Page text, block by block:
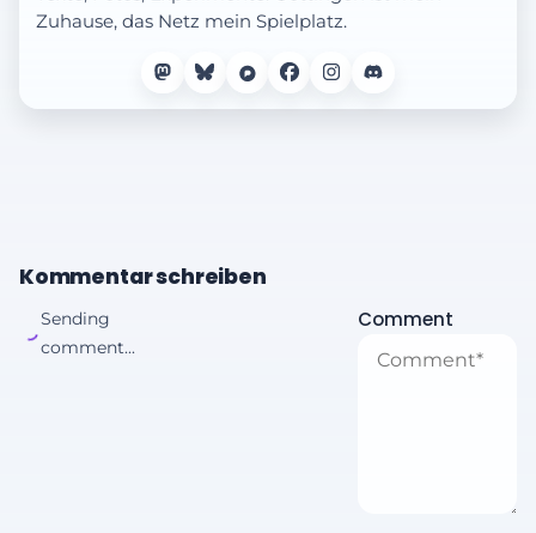
Zuhause, das Netz mein Spielplatz.
Kommentar schreiben
Sending
comment...
Comment